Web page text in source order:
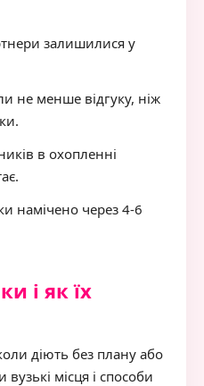
залишилися у
не менше відгуку, ніж
в охопленні
намічено через 4-6
і як їх
діють без плану або
місця і способи